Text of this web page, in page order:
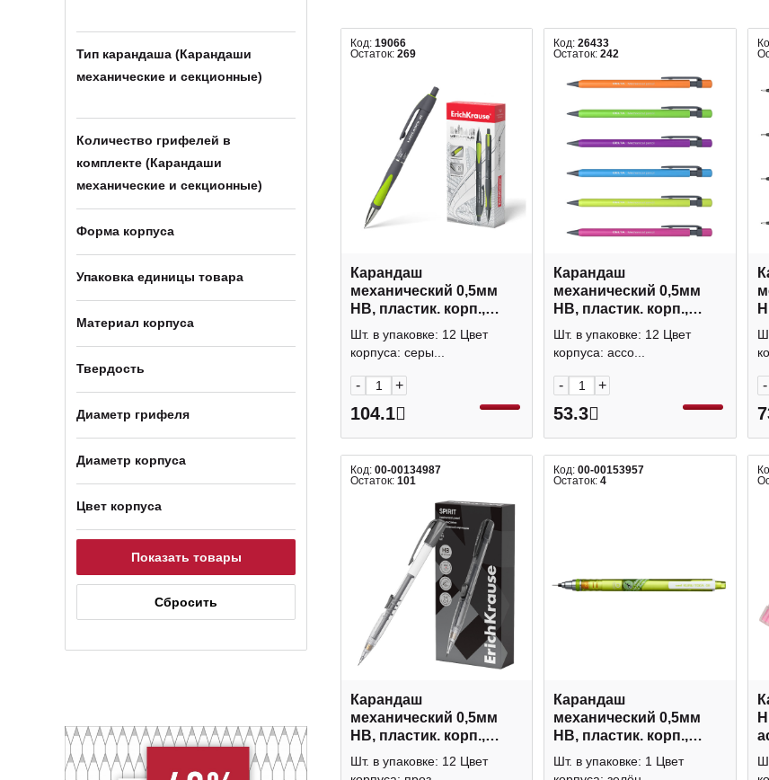
Тип карандаша (Карандаши
механические и секционные)
Количество грифелей в
комплекте (Карандаши
механические и секционные)
Форма корпуса
Упаковка единицы товара
Материал корпуса
Твердость
Диаметр грифеля
Диаметр корпуса
Цвет корпуса
Код: 19066
Остаток: 269
Карандаш
механический 0,5мм
HB, пластик. корп.,
серый "Megapolis
concept" 20340 Erich
Krause
Шт. в упаковке: 12 Цвет
корпуса: серы...
- +
104.1
Код:26433
Остаток:242
Карандаш
механический 0,5мм
HB, пластик. корп.,
ассорти, ластик
"Дельта" 22004 Erich
Krause
Шт. в упаковке: 12 Цвет
корпуса: ассо...
- +
53.3
-
Код: 00-00134987
Остаток: 101
Карандаш
механический 0,5мм
HB, пластик. корп.,
прозрач., ластик "Spirit"
60752 Erich Kraus
Шт. в упаковке: 12 Цвет
Код:00-00153957
Остаток:4
Карандаш
механический 0,5мм
HB, пластик. корп.,
зеленый, ластик "Kuru
Toga" M5-450T UNI
Шт. в упаковке: 1 Цвет